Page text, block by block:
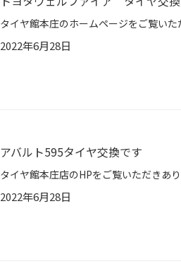
2022年6月28日
アバルト595タイヤ交換です
2022年6月28日